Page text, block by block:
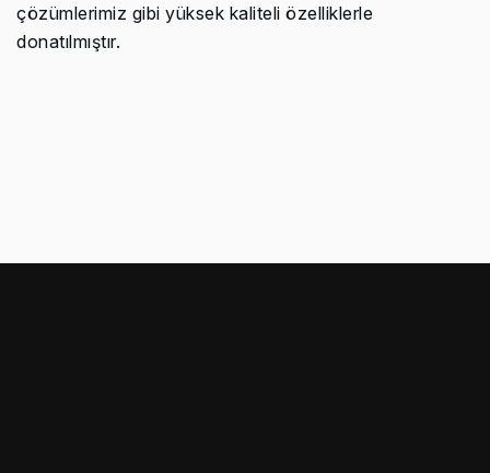
çözümlerimiz gibi yüksek kaliteli özelliklerle
donatılmıştır.